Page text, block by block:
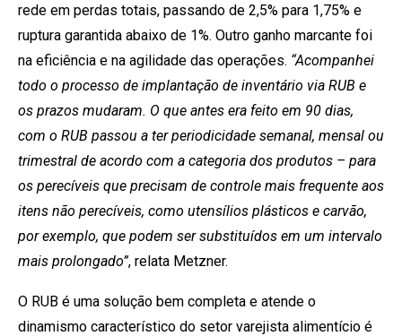
rede em perdas totais, passando de 2,5% para 1,75% e
ruptura garantida abaixo de 1%. Outro ganho marcante foi
na eficiência e na agilidade das operações. “Acompanhei
todo o processo de implantação de inventário via RUB e
os prazos mudaram. O que antes era feito em 90 dias,
com o RUB passou a ter periodicidade semanal, mensal ou
trimestral de acordo com a categoria dos produtos – para
os perecíveis que precisam de controle mais frequente aos
itens não perecíveis, como utensílios plásticos e carvão,
por exemplo, que podem ser substituídos em um intervalo
mais prolongado”, relata Metzner.
O RUB é uma solução bem completa e atende o
dinamismo característico do setor varejista alimentício é